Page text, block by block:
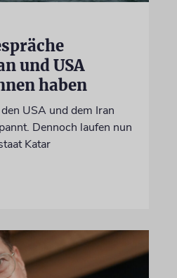
und USA
haben
USA und dem Iran
Dennoch laufen nun
Katar